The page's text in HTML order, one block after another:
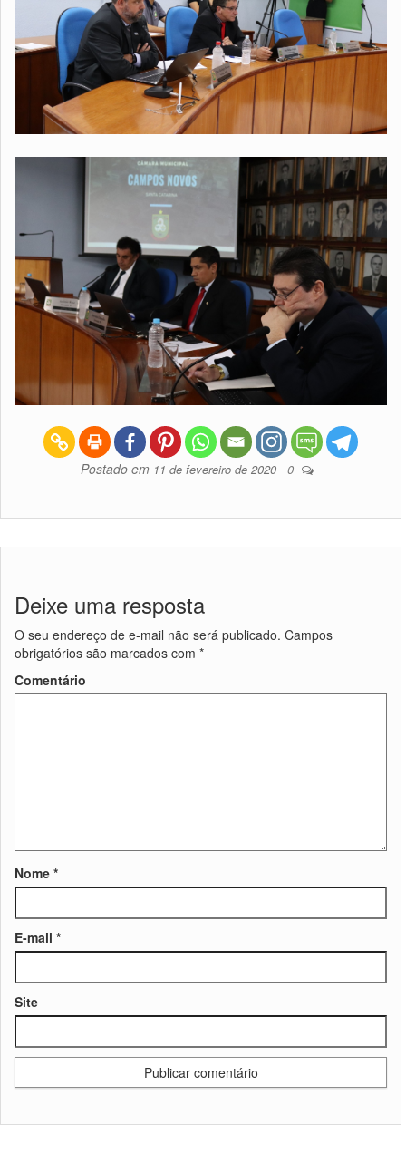
Postado em 11 de fevereiro de 2020 0
Deixe uma resposta
O seu endereço de e-mail não será publicado. Campos
obrigatórios são marcados com *
Comentário
Nome *
E-mail *
Site